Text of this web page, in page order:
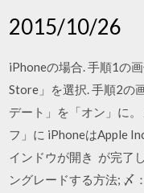
2015/10/26
iPhoneの場合. 手順1の
Store」を選択. 手順2の
デート」を「オン」に
フ」に iPhoneはApple
インドウが開き が完了
ングレードする方法; 〆